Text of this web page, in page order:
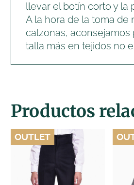
llevar el botín corto y la
A la hora de la toma de
calzonas, aconsejamos
talla más en tejidos no
Productos
OUTLET